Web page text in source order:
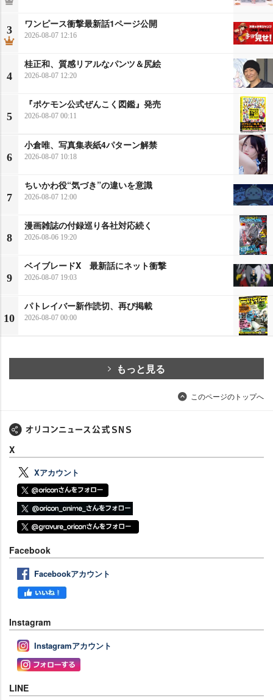
3
ワンピース衝撃最新話1ページ公開
2026-08-07 12:16
4
桂正和、質感リアルなパンツ＆尻絵
2026-08-07 12:20
5
『ポケモン公式ぜんこく図鑑』発売
2026-08-07 00:11
6
小倉唯、写真集表紙4パターン解禁
2026-08-07 10:18
7
ちいかわ役“気づき”の違いを意識
2026-08-07 12:00
8
漫画雑誌の付録巡り各社対応続く
2026-08-06 19:20
9
ベイブレードX 最新話にネット衝撃
2026-08-07 19:03
10
パトレイバー新作読切、再び掲載
2026-08-07 00:00
もっと見る
このページのトップへ
X
Xアカウント
Facebook
Facebookアカウント
Instagram
Instagramアカウント
LINE